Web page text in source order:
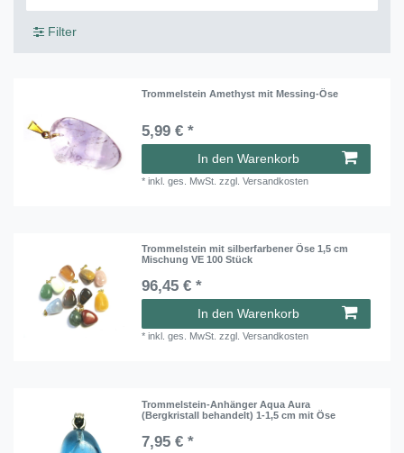
Filter
Trommelstein Amethyst mit Messing-Öse
5,99 € *
In den Warenkorb
*inkl. ges. MwSt. zzgl.Versandkosten
Trommelstein mit silberfarbener Öse 1,5 cm
Mischung VE 100 Stück
96,45 € *
In den Warenkorb
*inkl. ges. MwSt. zzgl.Versandkosten
Trommelstein-Anhänger Aqua Aura
(Bergkristall behandelt) 1-1,5 cm mit Öse
7,95 € *